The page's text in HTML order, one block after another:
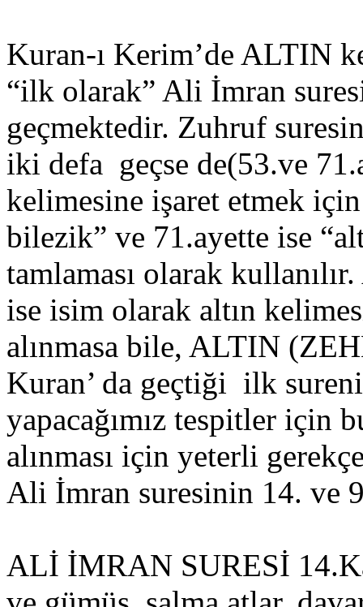
Kuran-ı Kerim’de ALTIN
“ilk olarak” Ali İmran
geçmektedir. Zuhruf
iki defa geçse de(53.ve
kelimesine işaret etmek
bilezik” ve 71.ayette ise
tamlaması olarak
ise isim olarak altın
alınmasa bile, ALTIN
Kuran’ da geçtiği ilk
yapacağımız tespitler için
alınması için yeterli
Ali İmran suresinin 14. ve
ALİ İMRAN SURESİ